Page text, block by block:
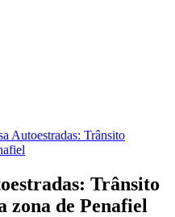
Autoestradas: Trânsito
Trânsito
zona de Penafiel